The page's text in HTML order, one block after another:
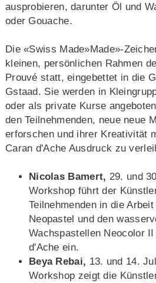
ausprobieren, darunter Öl und
oder Gouache.
Die «Swiss Made»Made»-
kleinen, persönlichen Rahmen
Prouvé statt, eingebettet in die
Gstaad. Sie werden in
oder als private Kurse
den Teilnehmenden, neue neue
erforschen und ihrer Kreativität
Caran d'Ache Ausdruck zu
Nicolas Bamert, 29. und
Workshop führt der
Teilnehmenden in die
Neopastel und den
Wachspastellen Neocolor
d'Ache ein.
Beya Rebai, 13. und 14.
Workshop zeigt die